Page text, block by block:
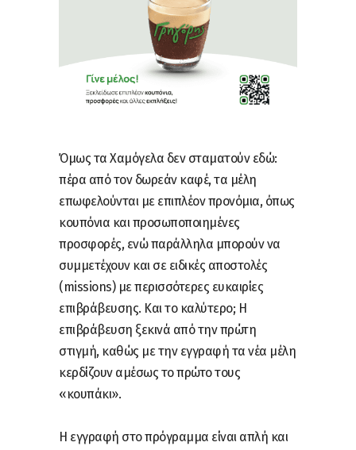
Όμως τα Χαμόγελα δεν σταματούν εδώ:
πέρα από τον δωρεάν καφέ, τα μέλη
επωφελούνται με επιπλέον προνόμια, όπως
κουπόνια και προσωποποιημένες
προσφορές, ενώ παράλληλα μπορούν να
συμμετέχουν και σε ειδικές αποστολές
(missions) με περισσότερες ευκαιρίες
επιβράβευσης. Και το καλύτερο; Η
επιβράβευση ξεκινά από την πρώτη
στιγμή, καθώς με την εγγραφή τα νέα μέλη
κερδίζουν αμέσως το πρώτο τους
«κουπάκι».
Η εγγραφή στο πρόγραμμα είναι απλή και